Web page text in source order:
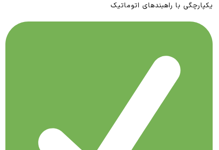
یکپارچگی با راهبندهای اتوماتیک